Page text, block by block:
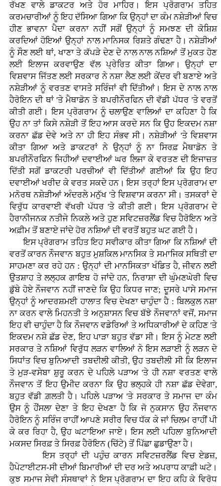
ਰੱਖਣ ਵਾਲੇ ਡਾਕਟਰ ਅਤੇ ਹੋਰ ਮਾਹਿਰ। ਇਸ ਪ੍ਰੋਗਰਾਮ ਤਹਿਤ
ਕਰਮਚਾਰੀਆਂ ਨੂੰ ਇਹ ਦੱਸਿਆ ਗਿਆ ਕਿ ਉਨ੍ਹਾਂ ਦਾ ਕੰਮ ਨਸ਼ੇੜੀਆਂ ਵਿਚ
ਹੀਣ ਭਾਵਨਾ ਪੈਦਾ ਕਰਨਾ ਨਹੀਂ ਸਗੋਂ ਉਨ੍ਹਾਂ ਨੂੰ ਸਮਝਣ ਦੀ ਕੋਸ਼ਿਸ਼
ਕਰਦਿਆਂ ਹੋਇਆਂ ਉਨ੍ਹਾਂ ਨਾਲ ਮਾਨਿਸਕ ਰਿਸ਼ਤੇ ਗੰਢਣਾ ਹੈ। ਨਸ਼ੇੜੀਆਂ
ਨੂੰ ਸੌਣ ਲਈ ਥਾਂ, ਖਾਣਾ ਤੇ ਕੱਪੜੇ ਦੇਣ ਦੇ ਨਾਲ ਨਾਲ ਨਸ਼ਿਆਂ ਤੋਂ ਮੁਕਤ ਹੋਣ
ਲਈ ਇਲਾਜ ਕਰਵਾਉਣ ਵੱਲ ਪ੍ਰੇਰਿਤ ਕੀਤਾ ਗਿਆ। ਉਨ੍ਹਾਂ ਦਾ
ਵਿਸ਼ਵਾਸ ਜਿੱਤਣ ਲਈ ਸਰਕਾਰ ਨੇ ਨਸ਼ਾ ਲੈਣ ਲਈ ਕੇਂਦਰ ਵੀ ਬਣਾਏ ਅਤੇ
ਨਸ਼ੇੜੀਆਂ ਨੂੰ ਵਰਤਣ ਵਾਸਤੇ ਸਰਿੰਜਾਂ ਵੀ ਦਿੱਤੀਆਂ। ਇਸ ਦੇ ਨਾਲ ਨਾਲ
ਹੈਰੋਇਨ ਦੀ ਥਾਂ 'ਤੇ ਮੈਥਾਡੋਨ ਤੇ ਬਪਰੀਨੌਰਫਿਨ ਦੀ ਵੱਡੀ ਪੱਧਰ 'ਤੇ ਵਰਤੋਂ
ਕੀਤੀ ਗਈ। ਇਸ ਪ੍ਰੋਗਰਾਮ ਨੂੰ ਚਲਾਉਣ ਵਾਲਿਆਂ ਦਾ ਕਹਿਣਾ ਹੈ ਕਿ
ਉਹ ਨਾ ਤਾਂ ਕਿਸੇ ਨਸ਼ੇੜੀ ਤੋਂ ਇਹ ਆਸ ਕਰਦੇ ਸਨ ਕਿ ਉਹ ਇਕਦਮ ਨਸ਼ਾ
ਕਰਨਾ ਛੱਡ ਦੇਵੇ ਅਤੇ ਨਾ ਹੀ ਇਹ ਸੰਭਵ ਸੀ। ਨਸ਼ੇੜੀਆਂ 'ਤੇ ਵਿਸ਼ਵਾਸ
ਕੀਤਾ ਗਿਆ ਅਤੇ ਡਾਕਟਰਾਂ ਨੇ ਉਨ੍ਹਾਂ ਨੂੰ ਨਾ ਸਿਰਫ਼ ਮੈਥਾਡੋਨ ਤੇ
ਬਪਰੀਨੌਰਫਿਨ ਜਿਹੀਆਂ ਦਵਾਈਆਂ ਘਰ ਲਿਜਾ ਕੇ ਵਰਤਣ ਦੀ ਇਜਾਜ਼ਤ
ਦਿੱਤੀ ਸਗੋਂ ਡਾਕਟਰੀ ਪਰਚੀਆਂ ਵੀ ਦਿੱਤੀਆਂ ਗਈਆਂ ਕਿ ਉਹ ਇਹ
ਦਵਾਈਆਂ ਖਰੀਦ ਕੇ ਵਰਤ ਸਕਦੇ ਹਨ। ਇਸ ਤਰ੍ਹਾਂ ਇਸ ਪ੍ਰੋਗਰਾਮ ਦਾ
ਮਨੋਰਥ ਨਸ਼ੇੜੀਆਂ ਅੰਦਰਲੇ ਮਨੁੱਖ 'ਤੇ ਵਿਸ਼ਵਾਸ ਕਰਨਾ ਸੀ। ਤਸਕਰਾਂ ਦੇ
ਵਿਰੁੱਧ ਕਾਰਵਾਈ ਵੱਖਰੀ ਪੱਧਰ 'ਤੇ ਕੀਤੀ ਗਈ। ਇਸ ਪ੍ਰੋਗਰਾਮ ਦੇ
ਹੈਰਾਨੀਜਨਕ ਨਤੀਜੇ ਨਿਕਲੇ ਅਤੇ ਹੁਣ ਸਵਿਟਜ਼ਰਲੈਂਡ ਵਿਚ ਹੈਰੋਇਨ ਅਤੇ
ਅਫ਼ੀਮ ਤੋਂ ਬਣਾਏ ਜਾਂਦੇ ਹੋਰ ਨਸ਼ਿਆਂ ਦੀ ਵਰਤੋਂ ਬਹੁਤ ਘਟ ਗਈ ਹੈ।
ਇਸ ਪ੍ਰੋਗਰਾਮ ਤਹਿਤ ਇਹ ਸਵੀਕਾਰ ਕੀਤਾ ਗਿਆ ਕਿ ਨਸ਼ਿਆਂ ਦੀ
ਵਰਤੋਂ ਕਾਰਨ ਨੌਜਵਾਨ ਬਹੁਤ ਮੁਸ਼ਕਿਲ ਮਾਨਸਿਕ ਤੇ ਸਮਾਜਿਕ ਸਥਿਤੀ ਦਾ
ਸਾਹਮਣਾ ਕਰ ਰਹੇ ਹਨ : ਉਨ੍ਹਾਂ ਦੀ ਮਾਨਸਿਕਤਾ ਖੰਡਿਤ ਹੈ, ਜੀਵਨ ਲਈ
ਉਤਸ਼ਾਹ ਤੇ ਲਲ੍ਹਕ ਗਾਇਬ ਹੋ ਜਾਂਦੇ ਹਨ, ਨਿਰਾਸ਼ਾ ਦੀ ਘੁੰਮਣਘੇਰੀ ਵਿਚ
ਡੁੱਬੇ ਹੋਏ ਨੌਜਵਾਨ ਨਹੀਂ ਜਾਣਦੇ ਕਿ ਉਹ ਕਿਧਰ ਜਾਣ; ਦੂਸਰੇ ਪਾਸੇ ਸਮਾਜ
ਉਨ੍ਹਾਂ ਨੂੰ ਆਦਰਸ਼ਮਈ ਹਾਲਾਤ ਵਿਚ ਦੇਖਣਾ ਚਾਹੁੰਦਾ ਹੈ : ਬਿਲਕੁਲ ਨਸ਼ਾ
ਨਾ ਕਰਨ ਵਾਲੇ ਮਿਹਨਤੀ ਤੇ ਅਨੁਸ਼ਾਸਨ ਵਿਚ ਬੱਝੇ ਨੌਜਵਾਨਾਂ ਵਜੋਂ, ਸਮਾਜ
ਇਹ ਵੀ ਚਾਹੁੰਦਾ ਹੈ ਕਿ ਨੌਜਵਾਨ ਵਡੇਰਿਆਂ ਤੇ ਅਧਿਕਾਰੀਆਂ ਦੇ ਕਹਿਣ 'ਤੇ
ਇਕਦਮ ਨਸ਼ੇ ਛੱਡ ਦੇਣ, ਇਹ ਪਾੜਾ ਬਹੁਤ ਵੱਡਾ ਸੀ। ਇਸ ਨੂੰ ਮੇਟਣ ਲਈ
ਸਰਕਾਰ ਤੇ ਨਸ਼ਿਆਂ ਵਿਰੁੱਧ ਲੜਨ ਵਾਲਿਆਂ ਨੇ ਇਸ ਲੜਾਈ ਨੂੰ ਲੜਨ ਦੇ
ਸਿਧਾਂਤ ਵਿਚ ਬੁਨਿਆਦੀ ਤਬਦੀਲੀ ਕੀਤੀ, ਉਹ ਤਬਦੀਲੀ ਸੀ ਕਿ ਇਲਾਜ
ਤੇ ਮੁੜ-ਵਸੇਬਾ ਸ਼ੁਰੂ ਕਰਨ ਦੇ ਪਹਿਲੇ ਪੜਾਅ 'ਤੇ ਹੀ ਨਸ਼ਾ ਵਰਤਣ ਵਾਲੇ
ਨੌਜਵਾਨ ਤੋਂ ਇਹ ਉਮੀਦ ਕਰਨਾ ਕਿ ਉਹ ਭਲ੍ਹਕੇ ਹੀ ਨਸ਼ਾ ਛੱਡ ਦੇਵੇਗਾ,
ਬਹੁਤ ਵੱਡੀ ਗ਼ਲਤੀ ਹੈ। ਪਹਿਲੇ ਪੜਾਅ 'ਤੇ ਸਰਕਾਰ ਤੇ ਸਮਾਜ ਦਾ ਕੰਮ
ਉਸ ਨੂੰ ਹੌਂਸਲਾ ਦੇਣਾ ਤੇ ਇਹ ਦੇਖਣਾ ਹੈ ਕਿ ਜੋ ਨੁਕਸਾਨ ਉਹ ਨੌਜਵਾਨ
ਹੈਰੋਇਨ ਨੂੰ ਸਰਿੰਜ ਰਾਹੀਂ ਆਪਣੇ ਸਰੀਰ ਵਿਚ ਧੱਕ ਕੇ ਜਾਂ ਚਿਲਮ ਰਾਹੀਂ ਪੀ
ਕੇ ਕਰ ਰਿਹਾ ਹੈ, ਉਹ ਘਟਾਇਆ ਜਾਏ। ਇਸ ਲਈ ਪਹਿਲਾ ਬੁਨਿਆਦੀ
ਮਕਸਦ ਸਿਰਫ਼ ਤੇ ਸਿਰਫ਼ ਹੈਰੋਇਨ (ਚਿੱਟੇ) ਤੋਂ ਪਿੱਛਾ ਛੁਡਾਉਣਾ ਹੈ।
ਇਸ ਤਰ੍ਹਾਂ ਦੀ ਪਹੁੰਚ ਕਾਰਨ ਸਵਿਟਜ਼ਰਲੈਂਡ ਵਿਚ ਏਡਜ਼,
ਹੈਪੇਟਾਈਟਸ-ਸੀ ਦੀਆਂ ਬਿਮਾਰੀਆਂ ਦੀ ਦਰ ਅਤੇ ਅਪਰਾਧ ਕਾਫ਼ੀ ਘਟੇ।
ਕੁਝ ਸਮਾਜ ਸੇਵੀ ਸੰਸਥਾਵਾਂ ਨੇ ਇਸ ਪ੍ਰੋਗਰਾਮ ਦਾ ਇਹ ਕਹਿ ਕੇ ਵਿਰੋਧ